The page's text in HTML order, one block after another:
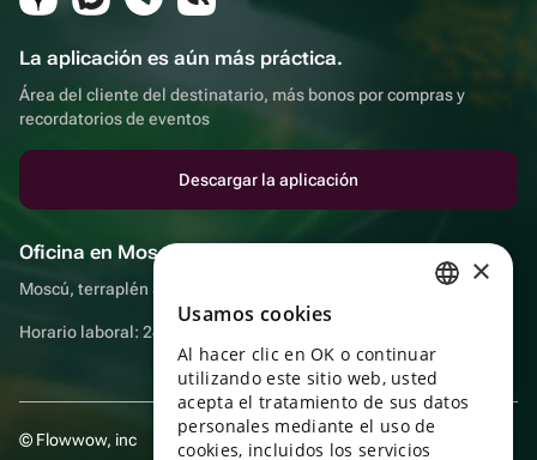
La aplicación es aún más práctica.
Área del cliente del destinatario, más bonos por compras y
recordatorios de eventos
Descargar la aplicación
Oficina en Moscú
Moscú, terraplén Sadovnicheskaya, 9, sala 2/3
Horario laboral: 24 horas
© Flowwow, inc
ENGLISH
UKRAINIAN
PORTUGUESE
×
Usamos cookies
Al hacer clic en OK o continuar
utilizando este sitio web, usted
acepta el tratamiento de sus datos
personales mediante el uso de
cookies, incluidos los servicios